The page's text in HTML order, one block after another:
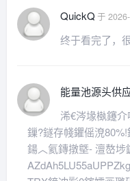
QuickQ 于
终于看完了，
能量池源头供
浠€涔堟槸鑳
鏁?鐩存帴鑺傜渷
鍚︿氦鏄撴墍- 澶嶅埗